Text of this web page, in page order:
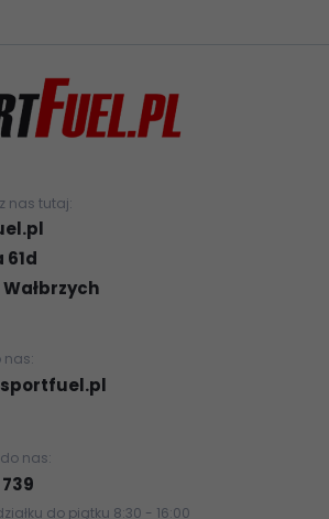
nas tutaj:
61d
Wałbrzych
nas:
nas:
do piątku 8:30 - 16:00